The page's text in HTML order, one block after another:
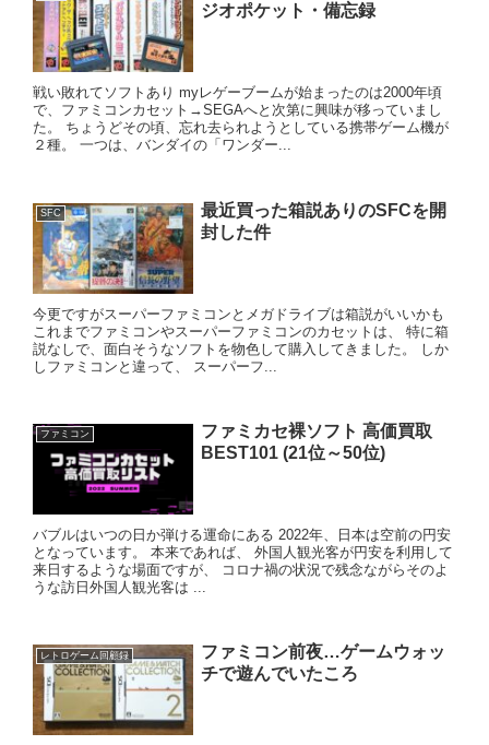
ジオポケット・備忘録
戦い敗れてソフトあり myレゲーブームが始まったのは2000年頃
で、ファミコンカセット→SEGAへと次第に興味が移っていまし
た。 ちょうどその頃、忘れ去られようとしている携帯ゲーム機が
２種。 一つは、バンダイの「ワンダー...
SFC
最近買った箱説ありのSFCを開
封した件
今更ですがスーパーファミコンとメガドライブは箱説がいいかも
これまでファミコンやスーパーファミコンのカセットは、 特に箱
説なしで、面白そうなソフトを物色して購入してきました。 しか
しファミコンと違って、 スーパーフ...
ファミコン
ファミカセ裸ソフト 高価買取
BEST101 (21位～50位)
バブルはいつの日か弾ける運命にある 2022年、日本は空前の円安
となっています。 本来であれば、 外国人観光客が円安を利用して
来日するような場面ですが、 コロナ禍の状況で残念ながらそのよ
うな訪日外国人観光客は ...
レトロゲーム回顧録
ファミコン前夜…ゲームウォッ
チで遊んでいたころ